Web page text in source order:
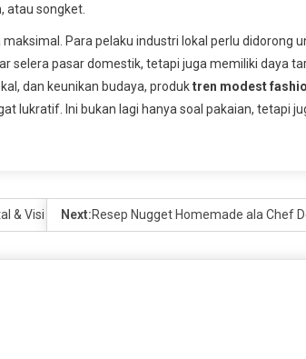
atau songket.
Para pelaku industri lokal perlu didorong
selera pasar domestik, tetapi juga memiliki daya
dan keunikan budaya, produktren modest
lukratif. Ini bukan lagi hanya soal pakaian, tetapi
& Visi Jangka Panjang
Next:Resep Nugget Homemade ala Chef